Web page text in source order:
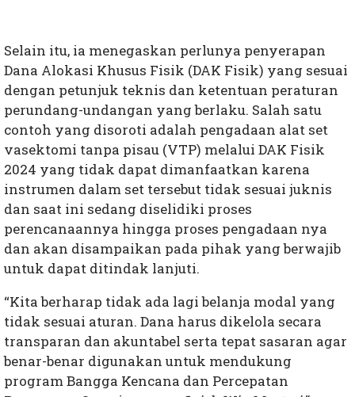
Selain itu, ia menegaskan perlunya penyerapan
Dana Alokasi Khusus Fisik (DAK Fisik) yang sesuai
dengan petunjuk teknis dan ketentuan peraturan
perundang-undangan yang berlaku. Salah satu
contoh yang disoroti adalah pengadaan alat set
vasektomi tanpa pisau (VTP) melalui DAK Fisik
2024 yang tidak dapat dimanfaatkan karena
instrumen dalam set tersebut tidak sesuai juknis
dan saat ini sedang diselidiki proses
perencanaannya hingga proses pengadaan nya
dan akan disampaikan pada pihak yang berwajib
untuk dapat ditindak lanjuti.
“Kita berharap tidak ada lagi belanja modal yang
tidak sesuai aturan. Dana harus dikelola secara
transparan dan akuntabel serta tepat sasaran agar
benar-benar digunakan untuk mendukung
program Bangga Kencana dan Percepatan